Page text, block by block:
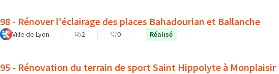
98 - Rénover l'éclairage des places Bahadourian et Ballanche
Ville de Lyon 2 0 Réalisé
95 - Rénovation du terrain de sport Saint Hippolyte à Monplaisir